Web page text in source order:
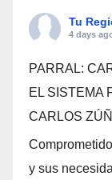
Tu
4 days
PARRAL:
EL SISTEMA
CARLOS
y sus